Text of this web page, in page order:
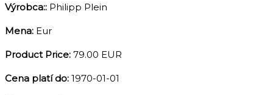
Výrobca:: Philipp Plein
Mena: Eur
Product Price: 79.00 EUR
Cena platí do: 1970-01-01